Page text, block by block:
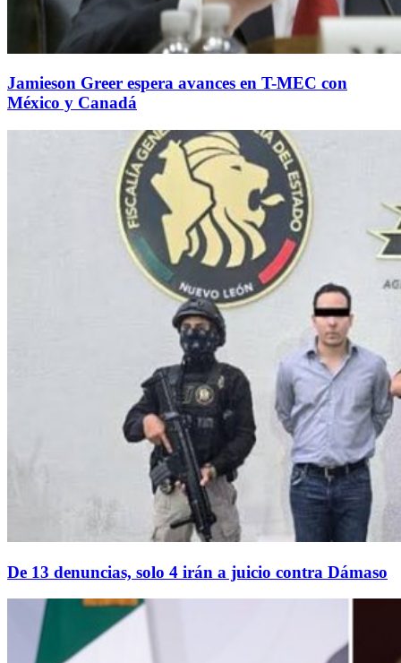
Jamieson Greer espera avances en T-MEC con
México y Canadá
De 13 denuncias, solo 4 irán a juicio contra Dámaso